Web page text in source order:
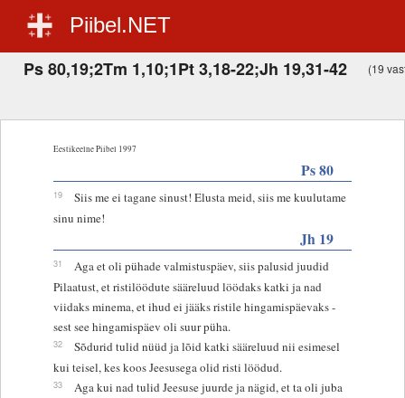
Piibel.NET
Ps 80,19;2Tm 1,10;1Pt 3,18-22;Jh 19,31-42 (19
Eestikeelne Piibel 1997
Ps 80
19
Siis me ei tagane sinust! Elusta meid, siis me kuulutame
sinu nime!
Jh 19
31
Aga et oli pühade valmistuspäev, siis palusid juudid
Pilaatust, et ristilöödute sääreluud löödaks katki ja nad
viidaks minema, et ihud ei jääks ristile hingamispäevaks -
sest see hingamispäev oli suur püha.
32
Sõdurid tulid nüüd ja lõid katki sääreluud nii esimesel
kui teisel, kes koos Jeesusega olid risti löödud.
33
Aga kui nad tulid Jeesuse juurde ja nägid, et ta oli juba